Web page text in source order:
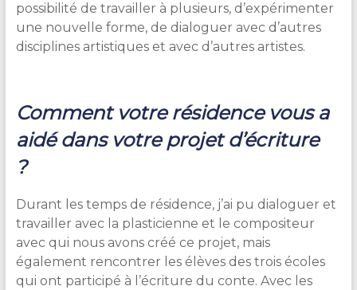
possibilité de travailler à plusieurs, d’expérimenter
une nouvelle forme, de dialoguer avec d’autres
disciplines artistiques et avec d’autres artistes.
Comment votre résidence vous a
aidé dans votre projet d’écriture
?
Durant les temps de résidence, j’ai pu dialoguer et
travailler avec la plasticienne et le compositeur
avec qui nous avons créé ce projet, mais
également rencontrer les élèves des trois écoles
qui ont participé à l’écriture du conte. Avec les